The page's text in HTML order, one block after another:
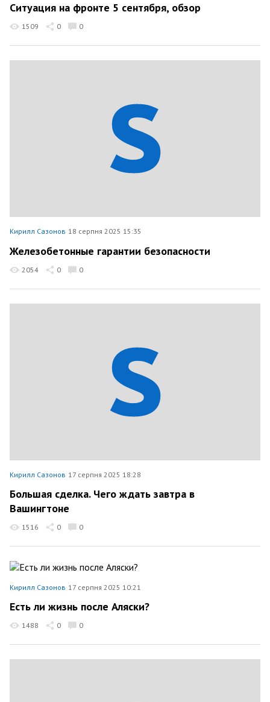
Ситуация на фронте 5 сентября, обзор
1509 0 0
Кирилл Сазонов 18 серпня 2025 15:35
Железобетонные гарантии безопасности
2054 0 0
Кирилл Сазонов 17 серпня 2025 18:28
Большая сделка. Чего ждать завтра в
Вашингтоне
1516 0 0
Кирилл Сазонов 17 серпня 2025 10:21
Есть ли жизнь после Аляски?
1488 0 0